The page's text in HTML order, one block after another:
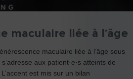
maculaire liée à l’âge
maculaire liée à l’âge sous
aux patient·e·s atteints de
est mis sur un bilan